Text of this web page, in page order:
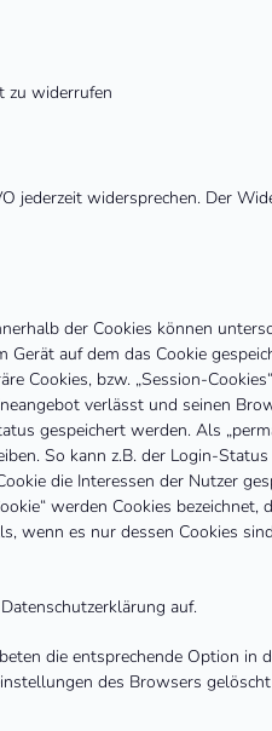
zu widerrufen
jederzeit widersprechen. Der
der Cookies können
Gerät auf dem das Cookie
Cookies, bzw. „Session-
verlässt und seinen
gespeichert werden. Als
So kann z.B. der Login-
die Interessen der Nutzer
werden Cookies bezeichnet,
wenn es nur dessen Cookies
auf.
die entsprechende Option in
des Browsers